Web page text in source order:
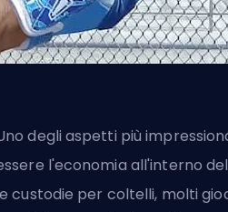
degli aspetti più
l'economia all'interno
custodie per coltelli, molti